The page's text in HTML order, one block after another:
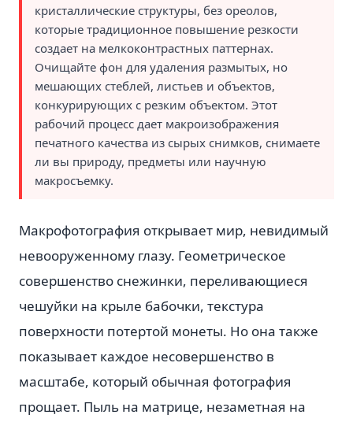
кристаллические структуры, без ореолов,
которые традиционное повышение резкости
создает на мелкоконтрастных паттернах.
Очищайте фон для удаления размытых, но
мешающих стеблей, листьев и объектов,
конкурирующих с резким объектом. Этот
рабочий процесс дает макроизображения
печатного качества из сырых снимков, снимаете
ли вы природу, предметы или научную
макросъемку.
Макрофотография открывает мир, невидимый
невооруженному глазу. Геометрическое
совершенство снежинки, переливающиеся
чешуйки на крыле бабочки, текстура
поверхности потертой монеты. Но она также
показывает каждое несовершенство в
масштабе, который обычная фотография
прощает. Пыль на матрице, незаметная на